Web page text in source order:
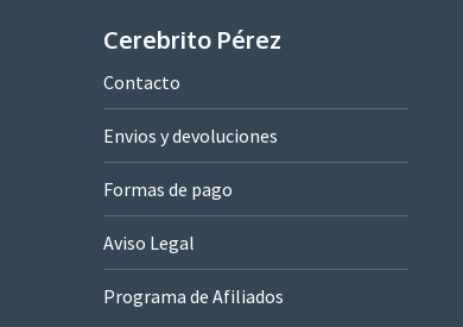
Cerebrito Pérez
Contacto
Envios y devoluciones
Formas de pago
Aviso Legal
Programa de Afiliados